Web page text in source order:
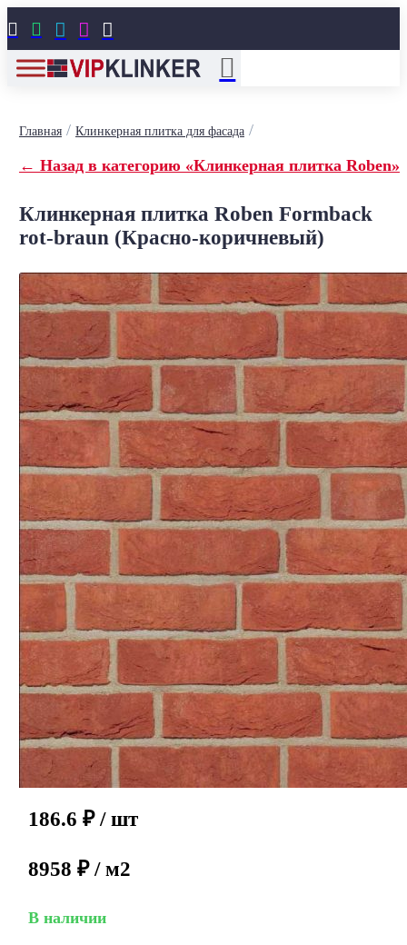
    
Главная/ Клинкерная плитка для фасада/
← Назад в категорию «Клинкерная плитка Roben»
Клинкерная плитка Roben Formback
rot-braun (Красно-коричневый)
186.6 ₽ / шт
8958 ₽ / м2
В наличии